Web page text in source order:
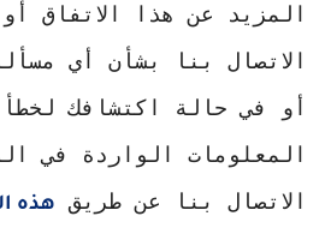
الاتصال بنا عن طريق
هذه